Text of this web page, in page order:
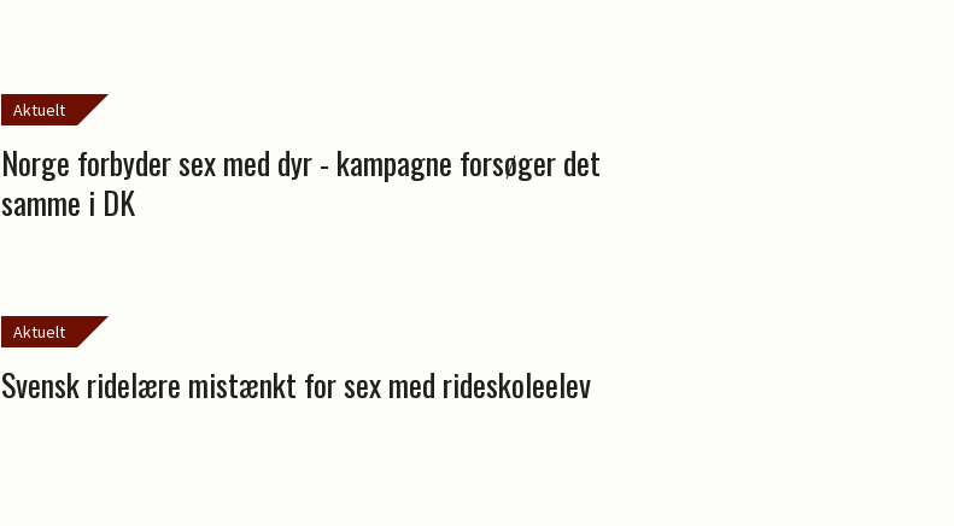
Aktuelt
Norge forbyder sex med dyr - kampagne forsøger det
samme i DK
Aktuelt
Svensk ridelære mistænkt for sex med rideskoleelev